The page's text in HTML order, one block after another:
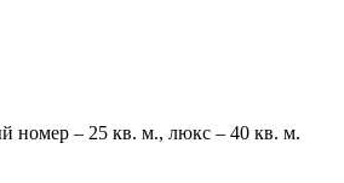
номер – 25 кв. м., люкс – 40 кв. м.